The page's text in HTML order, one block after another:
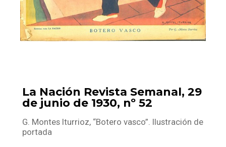
La Nación Revista Semanal, 29
de junio de 1930, nº 52
G. Montes Iturrioz, “Botero vasco”. Ilustración de
portada